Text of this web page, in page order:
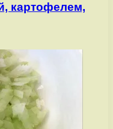
картофелем,